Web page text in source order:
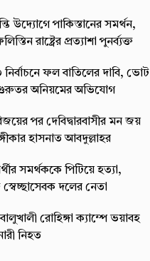
উদ্যোগে পাকিস্তানের সমর্থন,
রাষ্ট্রের প্রত্যাশা পুনর্ব্যক্ত
নির্বাচনে ফল বাতিলের দাবি, ভোট
অনিয়মের অভিযোগ
পর দেবিদ্বারবাসীর মন জয়
হাসনাত আবদুল্লাহর
সমর্থককে পিটিয়ে হত্যা,
দলের নেতা
রোহিঙ্গা ক্যাম্পে ভয়াবহ
নিহত